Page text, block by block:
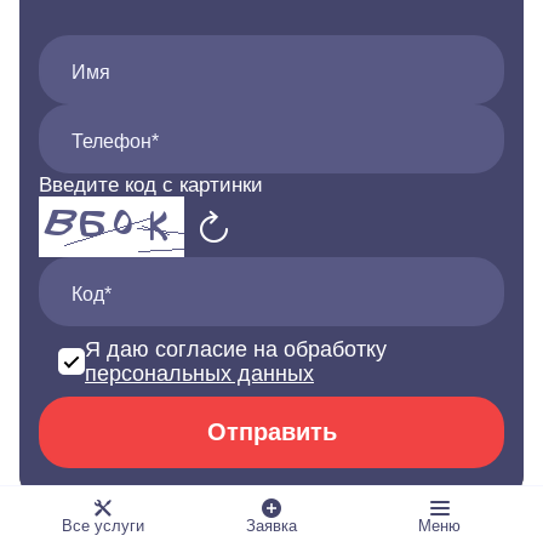
Имя
Телефон*
Введите код с картинки
Код*
Я даю согласие на обработку
персональных данных
Отправить
Все услуги Заявка Меню